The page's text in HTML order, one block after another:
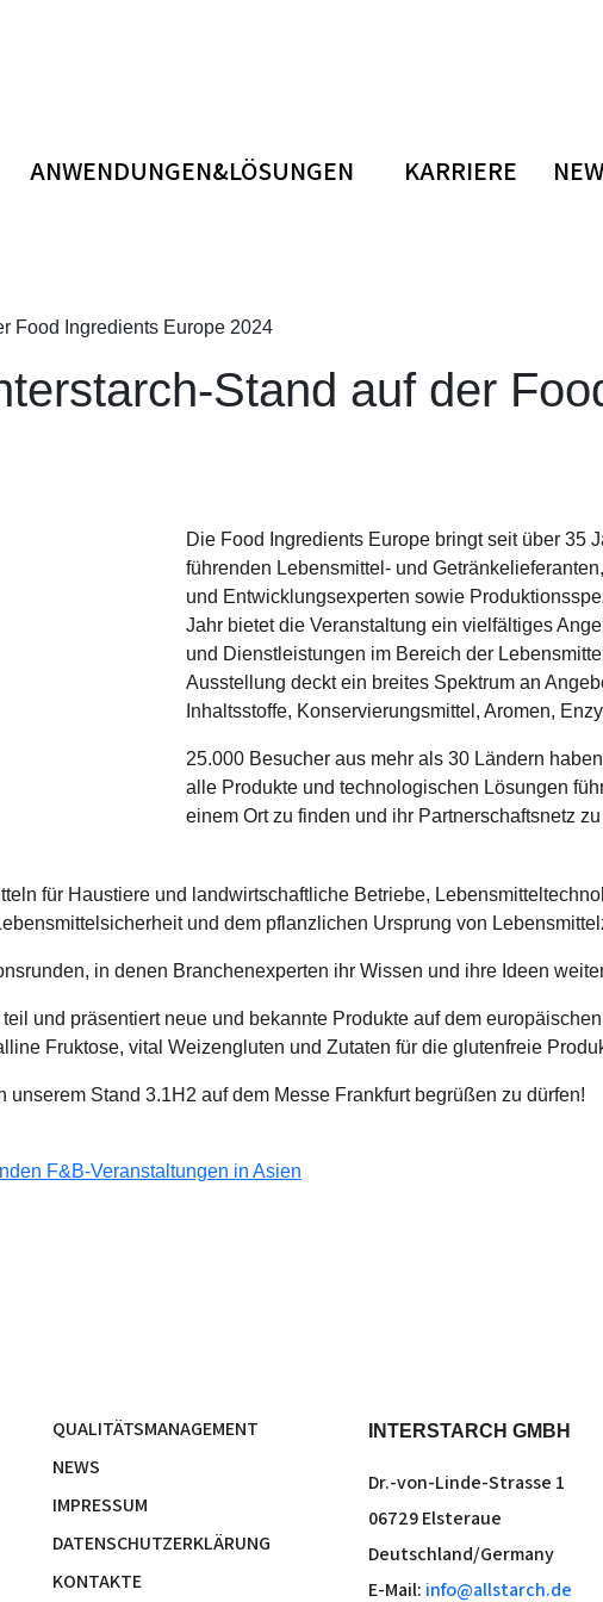
ANWENDUNGEN&LÖSUNGEN KARRIERE
Food Ingredients Europe 2024
Stand auf der
Die Food Ingredients Europe bringt seit über 35
führenden Lebensmittel- und
und Entwicklungsexperten sowie
Jahr bietet die Veranstaltung ein vielfältiges
und Dienstleistungen im Bereich der
Ausstellung deckt ein breites Spektrum an
Inhaltsstoffe, Konservierungsmittel, Aromen,
25.000 Besucher aus mehr als 30 Ländern
alle Produkte und technologischen Lösungen
einem Ort zu finden und ihr Partnerschaftsnetz
für Haustiere und landwirtschaftliche Betriebe,
und dem pflanzlichen Ursprung von
in denen Branchenexperten ihr Wissen und ihre Ideen
und präsentiert neue und bekannte Produkte auf dem
Fruktose, vital Weizengluten und Zutaten für die glutenfreie
Stand 3.1H2 auf dem Messe Frankfurt begrüßen zu dürfen!
F&B-Veranstaltungen in Asien
QUALITÄTSMANAGEMENT
NEWS
IMPRESSUM
DATENSCHUTZERKLÄRUNG
KONTAKTE
INTERSTARCH GMBH
Dr.-von-Linde-Strasse 1
06729 Elsteraue
Deutschland/Germany
E-Mail: info@allstarch.de